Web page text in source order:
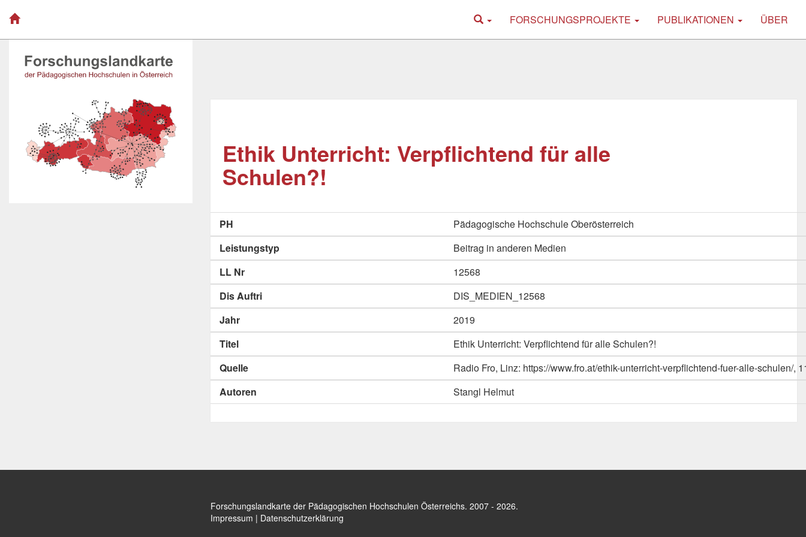
FORSCHUNGSPROJEKTE PUBLIKATIONEN ÜBER
Ethik Unterricht: Verpflichtend für alle
Schulen?!
PH
Pädagogische Hochschule Oberösterreich
Leistungstyp
Beitrag in anderen Medien
LL Nr
12568
Dis Auftri
DIS_MEDIEN_12568
Jahr
2019
Titel
Ethik Unterricht: Verpflichtend für alle Schulen?!
Quelle
Radio Fro, Linz: https://www.fro.at/ethik-unterricht-verpflichtend-fuer-alle-schulen/,
Autoren
Stangl Helmut
Forschungslandkarte der Pädagogischen Hochschulen Österreichs. 2007 - 2026.
Impressum | Datenschutzerklärung